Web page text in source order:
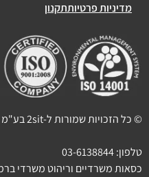
מדיניות פרטיותתקנון
© כל הזכויות שמורות ל-2sit בע"מ
טלפון:03-6138844
כסאות משרדיים וריהוט משרדי